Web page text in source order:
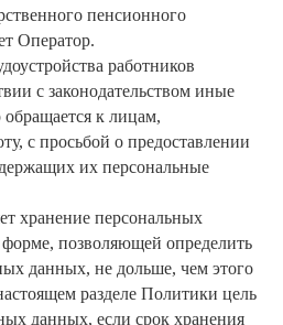
пенсионного
Оператор.
работников
с законодательством иные
к лицам,
с просьбой о предоставлении
их персональные
хранение персональных
позволяющей определить
данных, не дольше, чем этого
разделе Политики цель
данных, если срок хранения